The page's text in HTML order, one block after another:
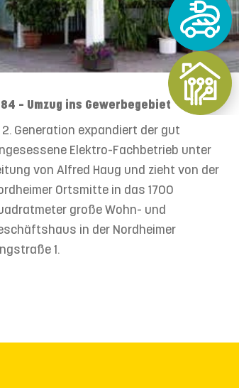
– Umzug ins Gewerbegebiet
2. Generation expandiert der gut
Elektro-Fachbetrieb unter
von Alfred Haug und zieht von der
Ortsmitte in das 1700
große Wohn- und
in der Nordheimer
1.